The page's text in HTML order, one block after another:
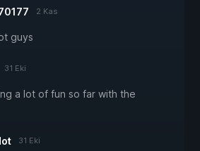
2 Kas
guys
31 Eki
a lot of fun so far with the
31 Eki